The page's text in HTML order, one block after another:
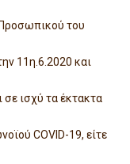
του
11η.6.2020 και
ισχύ τα έκτακτα
COVID-19, είτε